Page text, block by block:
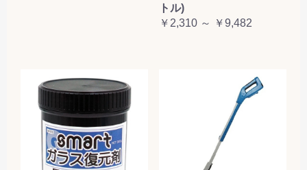
トル)
￥2,310 ～ ￥9,482